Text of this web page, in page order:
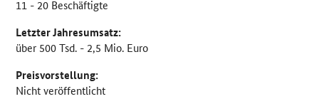
11 - 20 Beschäftigte
Letzter Jahresumsatz:
über 500 Tsd. - 2,5 Mio. Euro
Preisvorstellung:
Nicht veröffentlicht